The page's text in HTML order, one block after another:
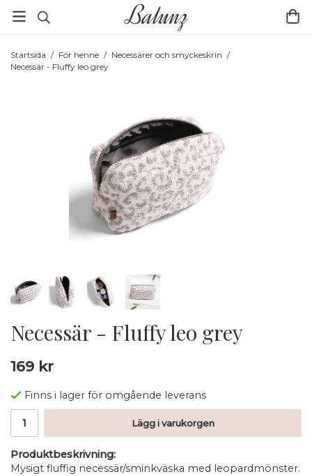
Startsida / För henne / Necessärer och smyckeskrin /
Necessär - Fluffy leo grey
Necessär - Fluffy leo grey
169 kr
Finns i lager för omgående leverans
Lägg i varukorgen
Produktbeskrivning:
Mysigt fluffig necessär/sminkväska med leopardmönster.